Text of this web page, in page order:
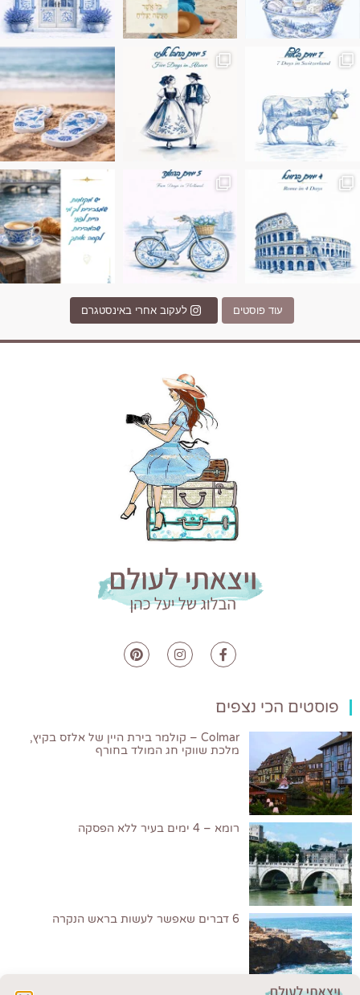
בחבל אלזס צרפת
בחופשה שבו הכל נהיה פשוט יותר. החול, הי
Instagram post
Instagram post 17994326828955248
עוד פוסטים לעקוב אחרי באינסטגרם
פוסטים הכי נצפים
Colmar – קולמר בירת היין של אלזס בקיץ,
מלכת שווקי חג המולד בחורף
רומא – 4 ימים בעיר ללא הפסקה
6 דברים שאפשר לעשות בראש הנקרה